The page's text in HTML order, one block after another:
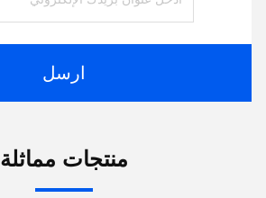
ارسل
منتجات مماثلة